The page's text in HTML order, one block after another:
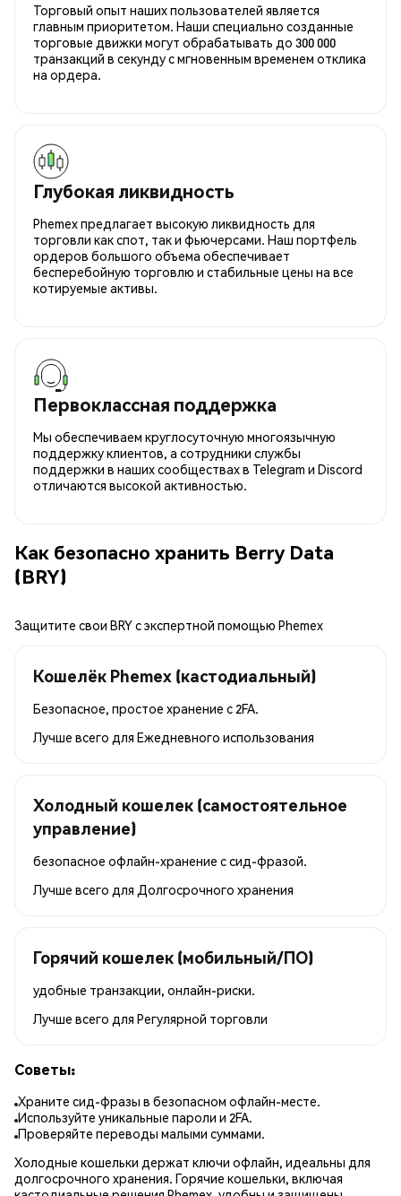
Торговый опыт наших пользователей является
главным приоритетом. Наши специально созданные
торговые движки могут обрабатывать до 300 000
транзакций в секунду с мгновенным временем отклика
на ордера.
Глубокая ликвидность
Phemex предлагает высокую ликвидность для
торговли как спот, так и фьючерсами. Наш портфель
ордеров большого объема обеспечивает
бесперебойную торговлю и стабильные цены на все
котируемые активы.
Первоклассная поддержка
Мы обеспечиваем круглосуточную многоязычную
поддержку клиентов, а сотрудники службы
поддержки в наших сообществах в Telegram и Discord
отличаются высокой активностью.
Как безопасно хранить Berry Data
(BRY)
Защитите свои BRY с экспертной помощью Phemex
Кошелёк Phemex (кастодиальный)
Безопасное, простое хранение с 2FA.
Лучше всего для Ежедневного использования
Холодный кошелек (самостоятельное
управление)
безопасное офлайн-хранение с сид-фразой.
Лучше всего для Долгосрочного хранения
Горячий кошелек (мобильный/ПО)
удобные транзакции, онлайн-риски.
Лучше всего для Регулярной торговли
Советы:
Храните сид-фразы в безопасном офлайн-месте.
Используйте уникальные пароли и 2FA.
Проверяйте переводы малыми суммами.
Холодные кошельки держат ключи офлайн, идеальны для
долгосрочного хранения. Горячие кошельки, включая